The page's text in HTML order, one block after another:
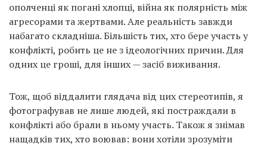
ополченці як погані хлопці, війна як полярність між
агресорами та жертвами. Але реальність завжди
набагато складніша. Більшість тих, хто бере участь у
конфлікті, робить це не з ідеологічних причин. Для
одних це гроші, для інших — засіб виживання.
Тож, щоб віддалити глядача від цих стереотипів, я
фотографував не лише людей, які постраждали в
конфлікті або брали в ньому участь. Також я знімав
нащадків тих, хто воював: вони хотіли зрозуміти